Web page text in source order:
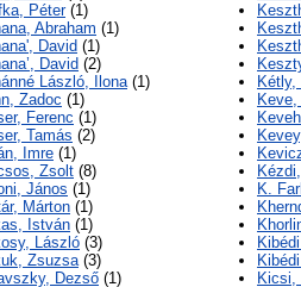
Péter(1)
Abraham (1)
David (1)
David (2)
László, Ilona(1)
Zadoc (1)
Ferenc (1)
Tamás (2)
Imre (1)
Zsolt (8)
János (1)
Márton (1)
István (1)
László (3)
Zsuzsa(3)
Dezső (1)
Kétly,
K.
Kicsi,